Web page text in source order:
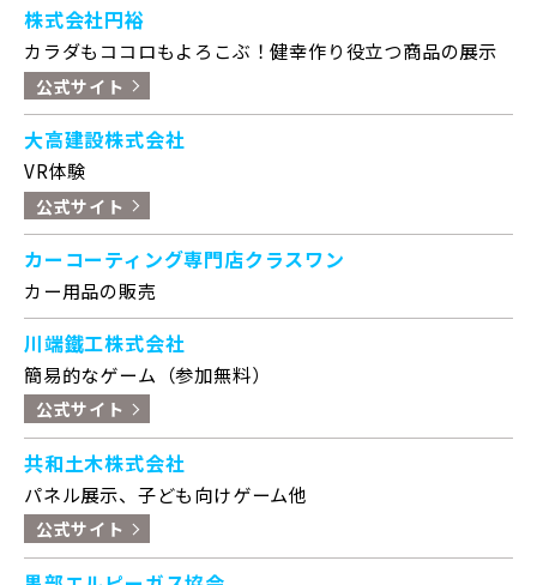
株式会社円裕
カラダもココロもよろこぶ！健幸作り役立つ商品の展示
公式サイト
大高建設株式会社
VR体験
公式サイト
カーコーティング専門店クラスワン
カー用品の販売
川端鐵工株式会社
簡易的なゲーム（参加無料）
公式サイト
共和土木株式会社
パネル展示、子ども向けゲーム他
公式サイト